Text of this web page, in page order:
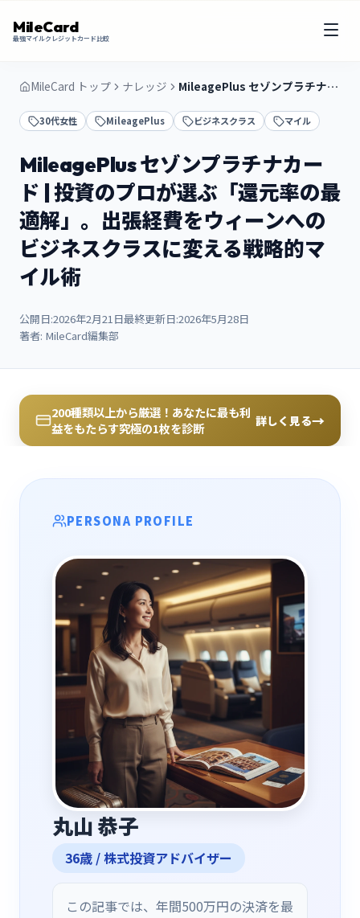
MileCard
最強マイルクレジットカード比較
MileCard トップ ナレッジ MileagePlus セゾンプラチナカード | 投資のプロが選ぶ「還元率の最適解」。出張経費をウィーンへのビジネスクラスに変える戦略的マイル術
30代女性 MileagePlus ビジネスクラス マイル
MileagePlus セゾンプラチナカー
ド | 投資のプロが選ぶ「還元率の最
適解」。出張経費をウィーンへの
ビジネスクラスに変える戦略的マ
イル術
公開日:2026年2月21日最終更新日:2026年5月28日
著者: MileCard編集部
200種類以上から厳選！あなたに最も利
益をもたらす究極の1枚を診断
詳しく見る→
PERSONA PROFILE
丸山 恭子
36歳 /株式投資アドバイザー
この記事では、年間500万円の決済を最